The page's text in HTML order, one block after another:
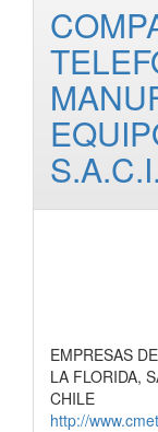
S.A.C.I.
EMPRESAS
LA FLORIDA,
CHILE
http://